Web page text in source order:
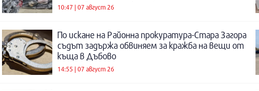
10:47 | 07 август 26
По искане на Районна прокуратура-Стара Загора
съдът задържа обвиняем за кражба на вещи от
къща в Дъбово
14:55 | 07 август 26